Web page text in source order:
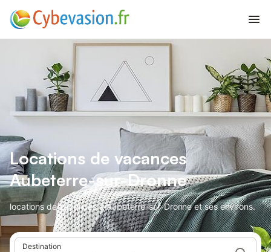
Locations de vacances
Aubeterre-sur-Dronne
locations de vacances à Aubeterre-sur-Dronne et ses environs.
Destination